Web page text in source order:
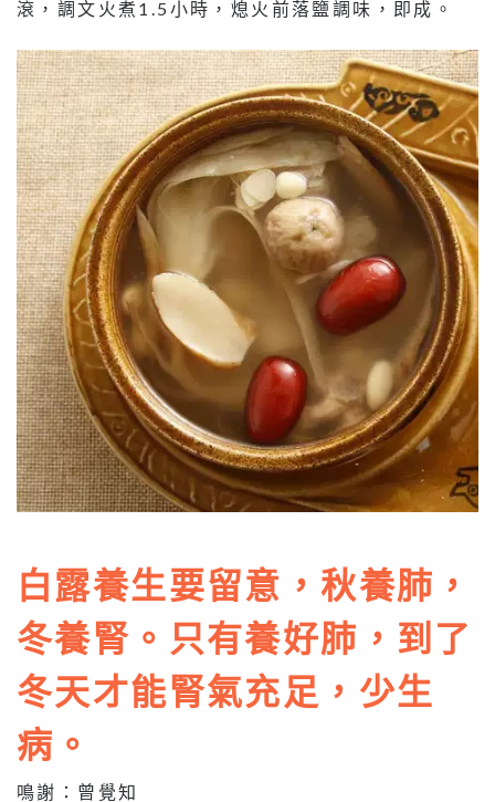
滾，調文火煮1.5小時，熄火前落鹽調味，即成。
白露養生要留意，秋養肺，
冬養腎。只有養好肺，到了
冬天才能腎氣充足，少生
病。
鳴謝：曾覺知